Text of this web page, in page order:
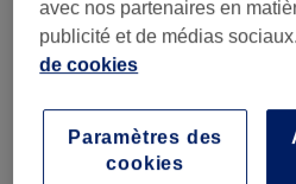
Enfant - Coupe De Cheveux Et
Notre travail
Appuyez sur l'image pour voir
avec nos partenaires en
publicité et de médias sociaux.
de cookies
Paramètres des
cookies